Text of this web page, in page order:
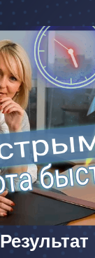
Результат